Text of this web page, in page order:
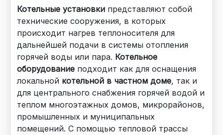
Котельные установки представляют собой
технические сооружения, в которых
происходит нагрев теплоносителя для
дальнейшей подачи в системы отопления
горячей воды или пара. Котельное
оборудование подходит как для оснащения
локальной котельной в частном доме, так и
для центрального снабжения горячей водой и
теплом многоэтажных домов, микрорайонов,
промышленных и муниципальных
помещений. С помощью тепловой трассы